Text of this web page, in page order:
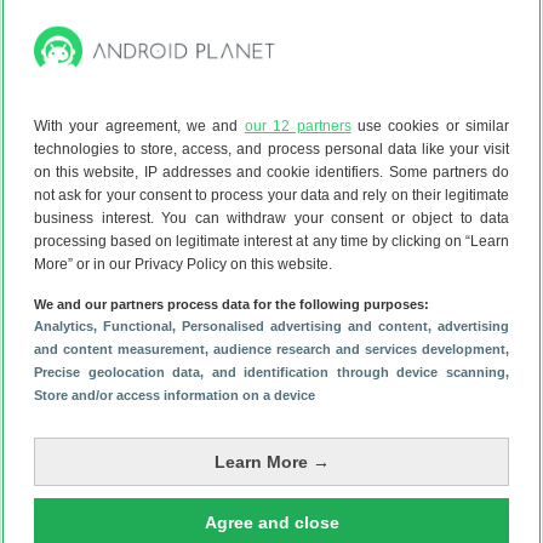
With your agreement, we and our 12 partnersuse cookies or similar
technologies to store, access, and process personal data like your visit
on this website, IP addresses and cookie identifiers. Some partners do
not ask for your consent to process your data and rely on their legitimate
business interest. You can withdraw your consent or object to data
processing based on legitimate interest at any time by clicking on “Learn
More” or in our Privacy Policy on this website.
We and our partners process data for the following purposes:
Analytics, Functional, Personalised advertising and content, advertising
and content measurement, audience research and services development,
Precise geolocation data, and identification through device scanning,
Store and/or access information on a device
Learn More →
Agree and close
Wil je kunnen lezen, aantekeningen maken, handtekening
zetten en pdf-formulieren invullen en iets anders gebruiken
pdf toevoegt wordt niet in het bestand zelf opgeslagen,
maar er overheen gelegd door de app.
In de praktijk maakt dat niet zoveel uit en je krijgt fijne
opties voor aantekeningen, zoals verschillende kleuren om
te markeren, het toevoegen van tekstjes en het maken van
tekeningen. Ook kun je deze app gebruiken om pdf’s te
veranderen in bijvoorbeeld een Word-bestand of een
afbeelding. De app is gratis te gebruiken, maar voor
grootgebruikers is er een abonnement.
Xodo PDF Reader
via Google Play
Documenten ondertekenen
Er staan ook speciale apps in de Play Store voor het